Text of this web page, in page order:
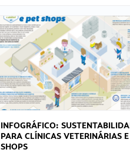
INFOGRÁFICO:
PARA CLÍNICAS VETERINÁRIAS
SHOPS